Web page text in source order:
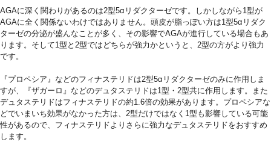
AGAに深く関わりがあるのは2型5αリダクターゼです。しかしながら1型が
AGAに全く関係ないわけではありません。頭皮が脂っぽい方は1型5αリダク
ターゼの分泌が盛んなことが多く、その影響でAGAが進行している場合もあ
ります。そして1型と2型ではどちらが強力かというと、2型の方がより強力
です。
『プロペシア』などのフィナステリドは2型5αリダクターゼのみに作用しま
すが、『ザガーロ』などのデュタステリドは1型・2型共に作用します。また
デュタステリドはフィナステリドの約1.6倍の効果があります。プロペシアな
どでいまいち効果がなかった方は、2型だけではなく1型も影響している可能
性があるので、フィナステリドよりさらに強力なデュタステリドをおすすめ
します。